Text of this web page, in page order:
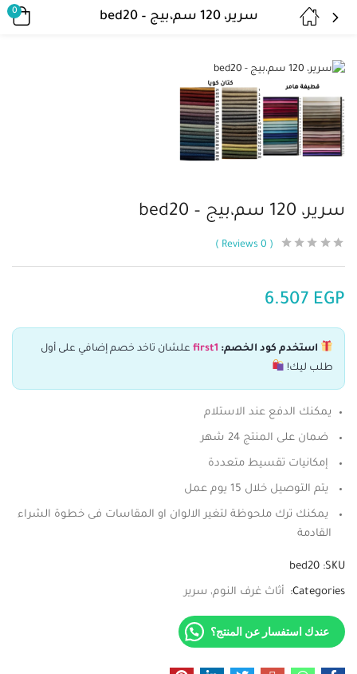
سرير، 120 سم،بيج – bed20 0
سرير، 120 سم،بيج – bed20
0
6.507 EGP
استخدم كود الخصم: first1علشان تاخد خصم إضافي على أول
طلب ليك!
يمكنك الدفع عند الاستلام
ضمان على المنتج 24 شهر
إمكانيات تقسيط متعددة
يتم التوصيل خلال 15 يوم عمل
يمكنك ترك ملحوظة لتغير الالوان او المقاسات فى خطوة الشراء
القادمة
SKU:
bed20
Categories: أثاث غرف النوم سرير
عندك استفسار عن المنتج؟